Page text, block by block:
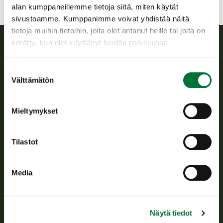
alan kumppaneillemme tietoja siitä, miten käytät
sivustoamme. Kumppanimme voivat yhdistää näitä
tietoja muihin tietoihin, joita olet antanut heille tai joita on
kerätty, kun olet käyttänyt heidän palvelujaan.
valinta
Välttämätön
Mieltymykset
Tilastot
Media
Näytä tiedot
Suomen riistakeskus edistää kestävää riistataloutta, tukee
toimeenpanosta sekä vastaa sille säädetyistä julkisista
hallintotehtävistä.